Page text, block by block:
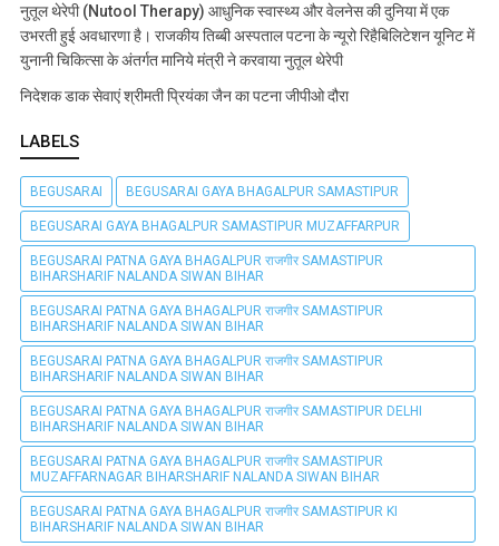
नुतूल थेरेपी (Nutool Therapy) आधुनिक स्वास्थ्य और वेलनेस की दुनिया में एक
उभरती हुई अवधारणा है। राजकीय तिब्बी अस्पताल पटना के न्यूरो रिहैबिलिटेशन यूनिट में
युनानी चिकित्सा के अंतर्गत मानिये मंत्री ने करवाया नुतूल थेरेपी
निदेशक डाक सेवाएं श्रीमती प्रियंका जैन का पटना जीपीओ दौरा
LABELS
BEGUSARAI BEGUSARAI GAYA BHAGALPUR SAMASTIPUR
BEGUSARAI GAYA BHAGALPUR SAMASTIPUR MUZAFFARPUR
BEGUSARAI PATNA GAYA BHAGALPUR राजगीर SAMASTIPUR
BIHARSHARIF NALANDA SIWAN BIHAR
BEGUSARAI PATNA GAYA BHAGALPUR राजगीर SAMASTIPUR
BIHARSHARIF NALANDA SIWAN BIHAR
BEGUSARAI PATNA GAYA BHAGALPUR राजगीर SAMASTIPUR
BIHARSHARIF NALANDA SIWAN BIHAR
BEGUSARAI PATNA GAYA BHAGALPUR राजगीर SAMASTIPUR DELHI
BIHARSHARIF NALANDA SIWAN BIHAR
BEGUSARAI PATNA GAYA BHAGALPUR राजगीर SAMASTIPUR
MUZAFFARNAGAR BIHARSHARIF NALANDA SIWAN BIHAR
BEGUSARAI PATNA GAYA BHAGALPUR राजगीर SAMASTIPUR KI
BIHARSHARIF NALANDA SIWAN BIHAR